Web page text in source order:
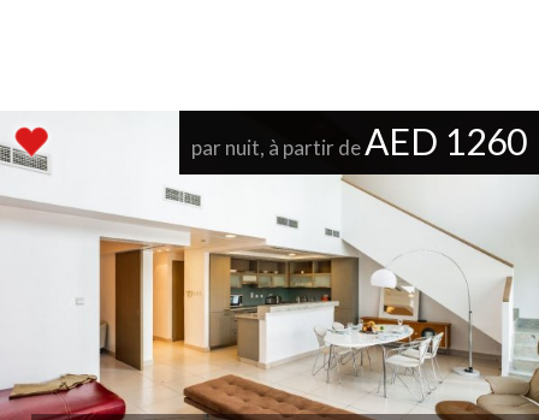
par nuit, à partir deAED 1260